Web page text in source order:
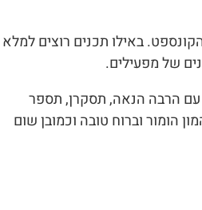
באילו תכנים רוצים למלא
של מפעילים.
עם הרבה הנאה, תסקרן, תספר
הומור וברוח טובה וכמובן שום